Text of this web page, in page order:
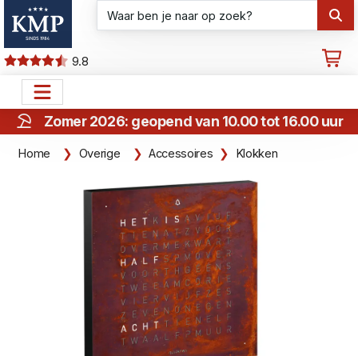
9.8
Zomer 2026: geopend van 10.00 tot 16.00 uur
Home Overige Accessoires Klokken